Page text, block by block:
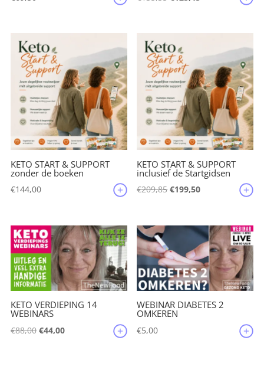
€135,35.
KETO START & SUPPORT
zonder de boeken
€144,00
KETO START & SUPPORT
inclusief de Startgidsen
€209,85Oorspronkelijke
€209,85.
€199,50Huidige
€199,50.
KETO VERDIEPING 14
WEBINARS
€88,00 Oorspronkelijke
€44,00Huidige
WEBINAR DIABETES 2
OMKEREN
€5,00